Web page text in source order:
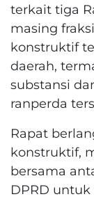
terkait tiga
masing
konstruktif
daerah,
substansi
ranperda
Rapat
konstruktif,
bersama
DPRD